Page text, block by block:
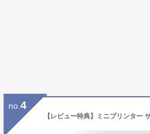
no. 4